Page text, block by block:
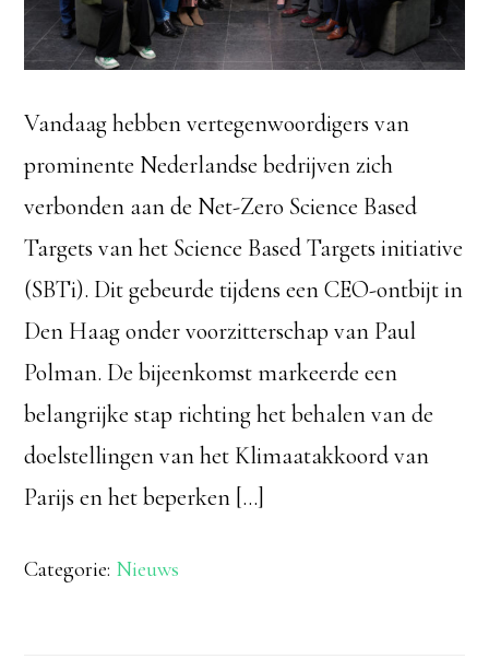
Vandaag hebben vertegenwoordigers van
prominente Nederlandse bedrijven zich
verbonden aan de Net-Zero Science Based
Targets van het Science Based Targets initiative
(SBTi). Dit gebeurde tijdens een CEO-ontbijt in
Den Haag onder voorzitterschap van Paul
Polman. De bijeenkomst markeerde een
belangrijke stap richting het behalen van de
doelstellingen van het Klimaatakkoord van
Parijs en het beperken […]
Categorie: Nieuws